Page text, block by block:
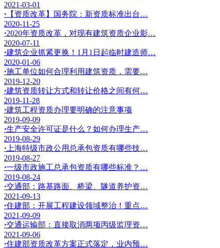
2021-03-01
· 【资质改革】国务院：新资质标准出台…
2020-11-25
·2020年资质改革，对现有建筑资质企业影…
2020-07-11
·建筑企业抓紧更换！1月1日起临时建造师…
2020-01-06
·施工单位如何合理利用建筑资质，需要…
2019-12-20
·建筑资质转让方式和转让价格之间有何…
2019-11-28
·建筑工程资质办理要明确的注意事项
2019-09-09
·生产安全许可证是什么？如何办理生产…
2019-08-29
· 上海特级市政公用总承包资质有哪些技…
2019-08-27
·一级市政施工总承包资质有哪些标准？…
2019-08-24
·交通部：路基路面、桥梁、隧道养护资…
2021-09-13
·住建部：开展工程建设领域整治！重点…
2021-09-09
·交通运输部：直接取消两项丙级监理资…
2021-09-06
·住建部资质改革方案正式落定，业内预…